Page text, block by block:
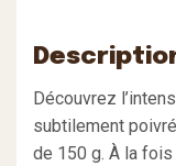
Découvrez
subtilement
de 150 g. À la